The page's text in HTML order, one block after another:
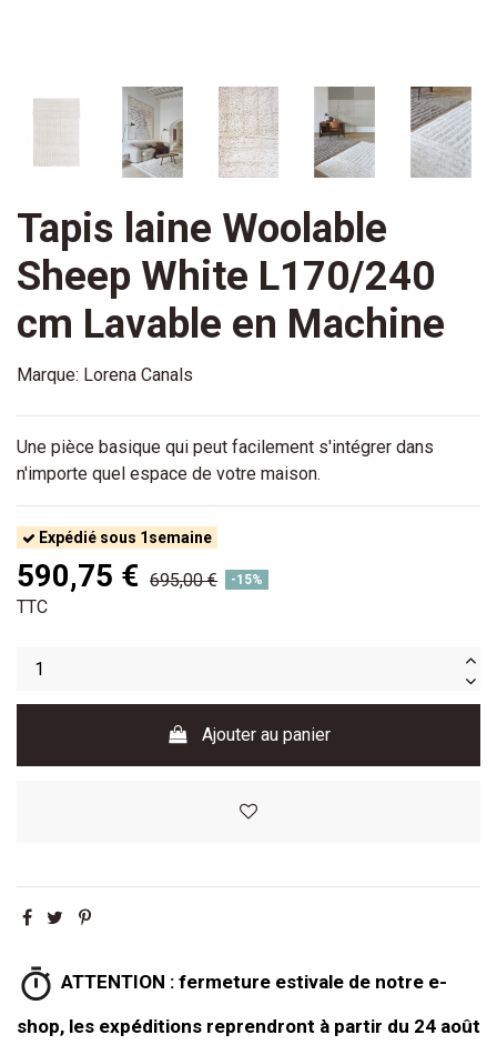
Tapis laine Woolable
Sheep White L170/240
cm Lavable en Machine
Marque: Lorena Canals
Une pièce basique qui peut facilement s'intégrer dans
n'importe quel espace de votre maison.
Expédié sous 1semaine
590,75 € 695,00 € -15%
TTC
Ajouter au panier
ATTENTION : fermeture estivale de notre e-
shop, les expéditions reprendront à partir du 24 août